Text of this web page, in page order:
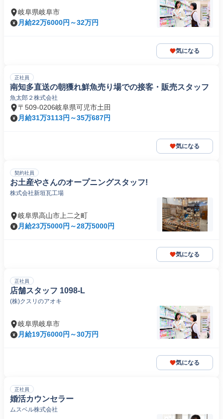
岐阜県岐阜市
月給22万6000円～32万円
気になる
正社員
南知多直送の朝獲れ鮮魚売り場での接客・販売スタッフ
魚太郎２株式会社
〒509-0206岐阜県可児市土田
月給31万3113円～35万687円
気になる
契約社員
お土産やさんのオープニングスタッフ!
株式会社新垣瓦工場
岐阜県高山市上二之町
月給23万5000円～28万5000円
気になる
正社員
店舗スタッフ 1098-L
(株)クスリのアオキ
岐阜県岐阜市
月給19万6000円～30万円
気になる
正社員
婚活カウンセラー
ムスベル株式会社